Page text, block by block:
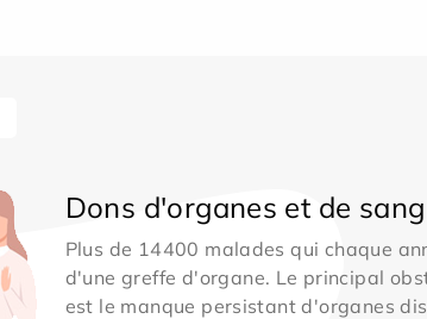
Dons d'organes et de sang
Plus de 14400 malades qui chaque
d'une greffe d'organe. Le principal
est le manque persistant d'organes